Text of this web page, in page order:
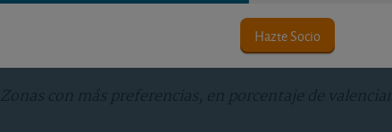
Hazte Socio
Zonas con más preferencias, en porcentaje de